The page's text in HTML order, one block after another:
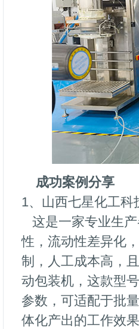
成功案例分享
1、山西七星化工科
这是一家专业生
性，流动性差异化
制，人工成本高，
动包装机，这款型
参数，可适配于批
体化产出的工作效果